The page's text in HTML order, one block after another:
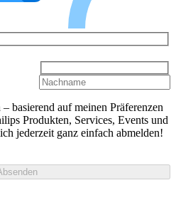
basierend auf meinen Präferenzen
Produkten, Services, Events und
jederzeit ganz einfach abmelden!